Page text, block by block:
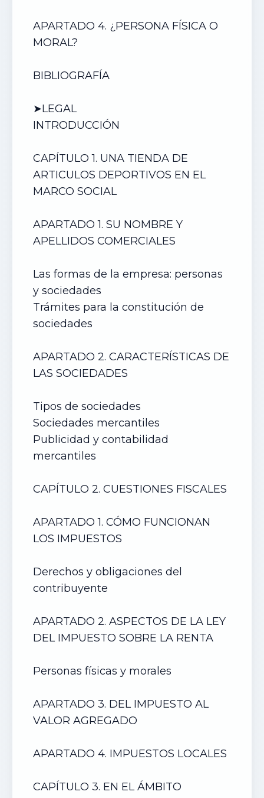
APARTADO 4. ¿PERSONA FÍSICA O
MORAL?
BIBLIOGRAFÍA
➤LEGAL
INTRODUCCIÓN
CAPÍTULO 1. UNA TIENDA DE
ARTICULOS DEPORTIVOS EN EL
MARCO SOCIAL
APARTADO 1. SU NOMBRE Y
APELLIDOS COMERCIALES
Las formas de la empresa: personas
y sociedades
Trámites para la constitución de
sociedades
APARTADO 2. CARACTERÍSTICAS DE
LAS SOCIEDADES
Tipos de sociedades
Sociedades mercantiles
Publicidad y contabilidad
mercantiles
CAPÍTULO 2. CUESTIONES FISCALES
APARTADO 1. CÓMO FUNCIONAN
LOS IMPUESTOS
Derechos y obligaciones del
contribuyente
APARTADO 2. ASPECTOS DE LA LEY
DEL IMPUESTO SOBRE LA RENTA
Personas físicas y morales
APARTADO 3. DEL IMPUESTO AL
VALOR AGREGADO
APARTADO 4. IMPUESTOS LOCALES
CAPÍTULO 3. EN EL ÁMBITO